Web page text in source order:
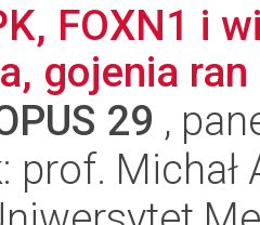
FOXN1 i
gojenia
29 ,
prof.